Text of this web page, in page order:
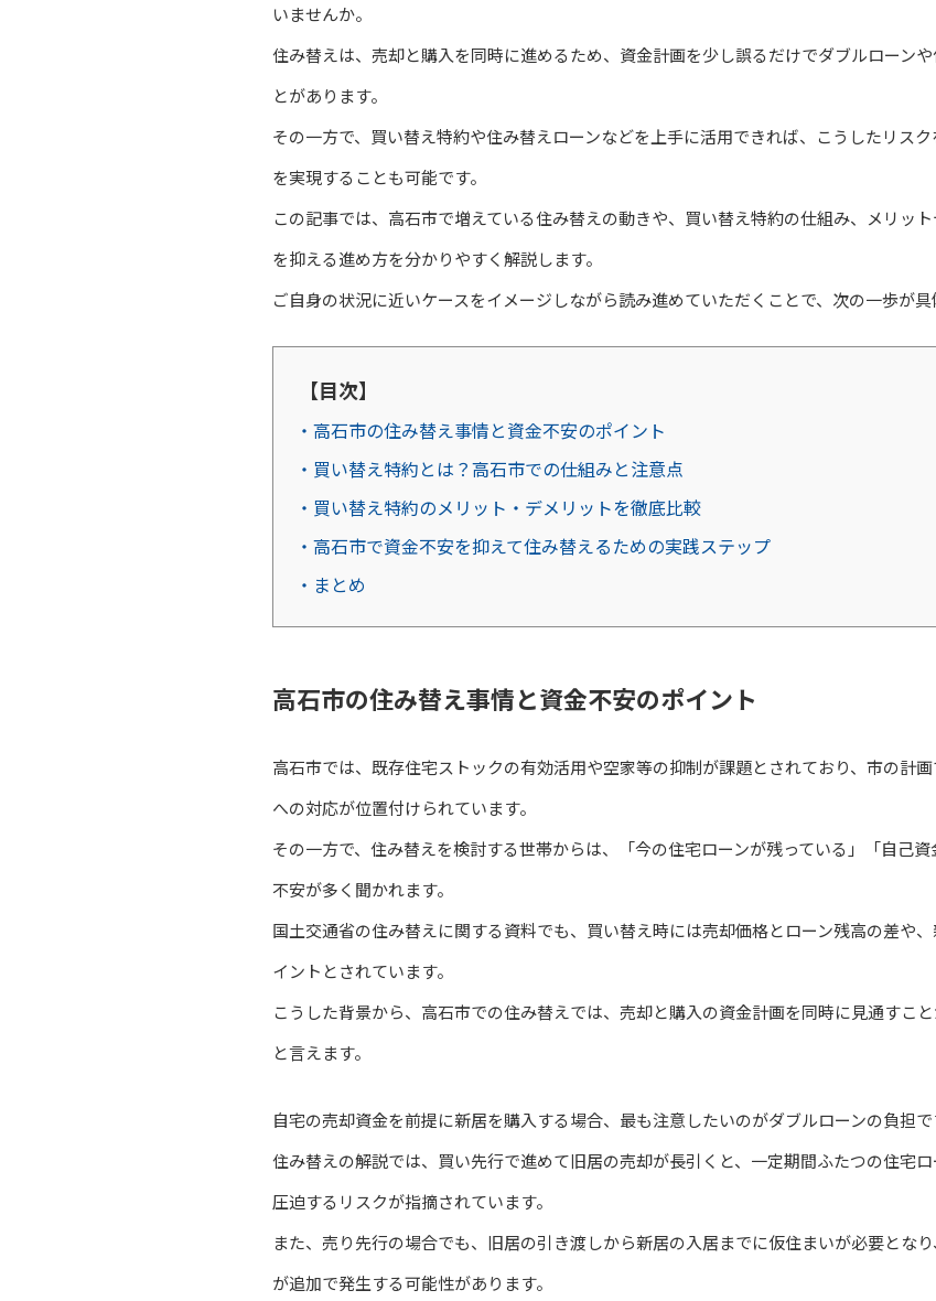
いませんか。
住み替えは、売却と購入を同時に進めるため、資金計画を少し誤るだけでダブルローン
とがあります。
その一方で、買い替え特約や住み替えローンなどを上手に活用できれば、こうしたリス
を実現することも可能です。
この記事では、高石市で増えている住み替えの動きや、買い替え特約の仕組み、メリッ
を抑える進め方を分かりやすく解説します。
ご自身の状況に近いケースをイメージしながら読み進めていただくことで、次の一歩が具
【目次】
・高石市の住み替え事情と資金不安のポイント
・買い替え特約とは？高石市での仕組みと注意点
・買い替え特約のメリット・デメリットを徹底比較
・高石市で資金不安を抑えて住み替えるための実践ステップ
・まとめ
高石市の住み替え事情と資金不安のポイント
高石市では、既存住宅ストックの有効活用や空家等の抑制が課題とされており、市の計
への対応が位置付けられています。
その一方で、住み替えを検討する世帯からは、「今の住宅ローンが残っている」「自己
不安が多く聞かれます。
国土交通省の住み替えに関する資料でも、買い替え時には売却価格とローン残高の差や
イントとされています。
こうした背景から、高石市での住み替えでは、売却と購入の資金計画を同時に見通すこ
と言えます。
自宅の売却資金を前提に新居を購入する場合、最も注意したいのがダブルローンの負担で
住み替えの解説では、買い先行で進めて旧居の売却が長引くと、一定期間ふたつの住宅
圧迫するリスクが指摘されています。
また、売り先行の場合でも、旧居の引き渡しから新居の入居までに仮住まいが必要とな
が追加で発生する可能性があります。